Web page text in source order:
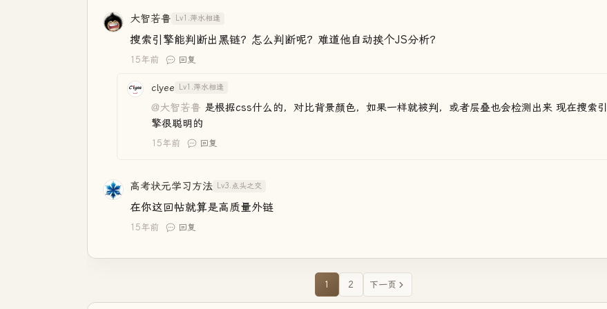
大智若鲁 Lv1.萍水相逢
搜索引擎能判断出黑链？怎么判断呢？难道他自动挨个JS分析？
15年前 回复
clyee Lv1.萍水相逢
@大智若鲁 是根据css什么的，对比背景颜色，如果一样就被判，或者层叠也会检测出来 现在搜索引
擎很聪明的
15年前 回复
高考状元学习方法 Lv3.点头之交
在你这回帖就算是高质量外链
15年前 回复
1 2 下一页